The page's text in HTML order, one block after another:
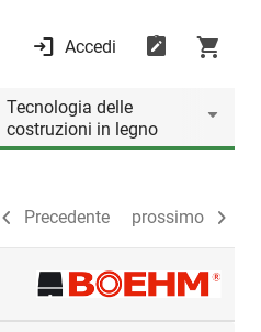
Accedi
Tecnologia delle
costruzioni in legno
Precedente prossimo
Precedente prossimo